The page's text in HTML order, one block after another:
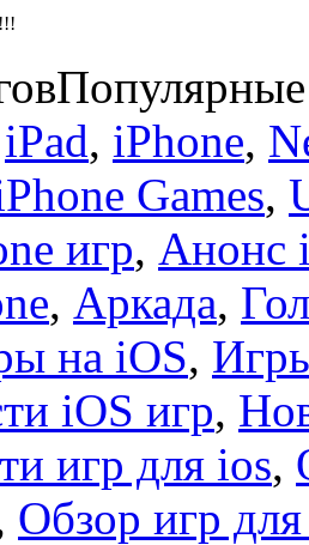
Популярные
iPad, iPhone,
Games,
игр, Анонс
, Аркада,
на iOS,
iOS игр,
игр для ios,
Обзор игр